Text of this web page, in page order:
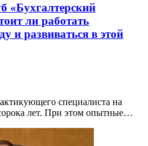
«Бухгалтерский
ли работать
и развиваться в этой
специалиста на
лет. При этом опытные…